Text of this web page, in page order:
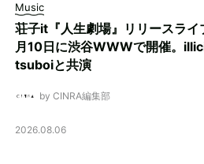
Music
荘子it『人生劇場』リリースライ
月10日に渋谷WWWで開催。
tsuboiと共演
by CINRA編集部
2026.08.06